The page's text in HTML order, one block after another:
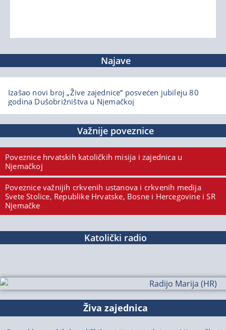
Najave
Izašao novi broj „Žive zajednice“ posvećen jubileju 80
godina Dušobrižništva u Njemačkoj
Važnije poveznice
Poveznice hrvatskih katoličkih misija i zajednica u
Njemačkoj
Poveznice važnijih crkvenih ustanova i crkvenih medija
Svete Stolice, Republike Hrvatske, Bosne i Hercegovine i SR
Njemačke
Katolički radio
Živa zajednica